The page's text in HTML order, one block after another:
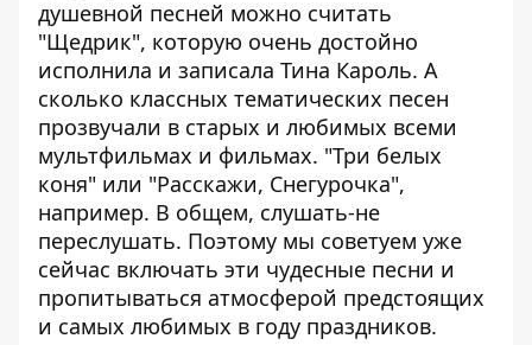
душевной песней можно считать
"Щедрик", которую очень достойно
исполнила и записала Тина Кароль. А
сколько классных тематических песен
прозвучали в старых и любимых всеми
мультфильмах и фильмах. "Три белых
коня" или "Расскажи, Снегурочка",
например. В общем, слушать-не
переслушать. Поэтому мы советуем уже
сейчас включать эти чудесные песни и
пропитываться атмосферой предстоящих
и самых любимых в году праздников.